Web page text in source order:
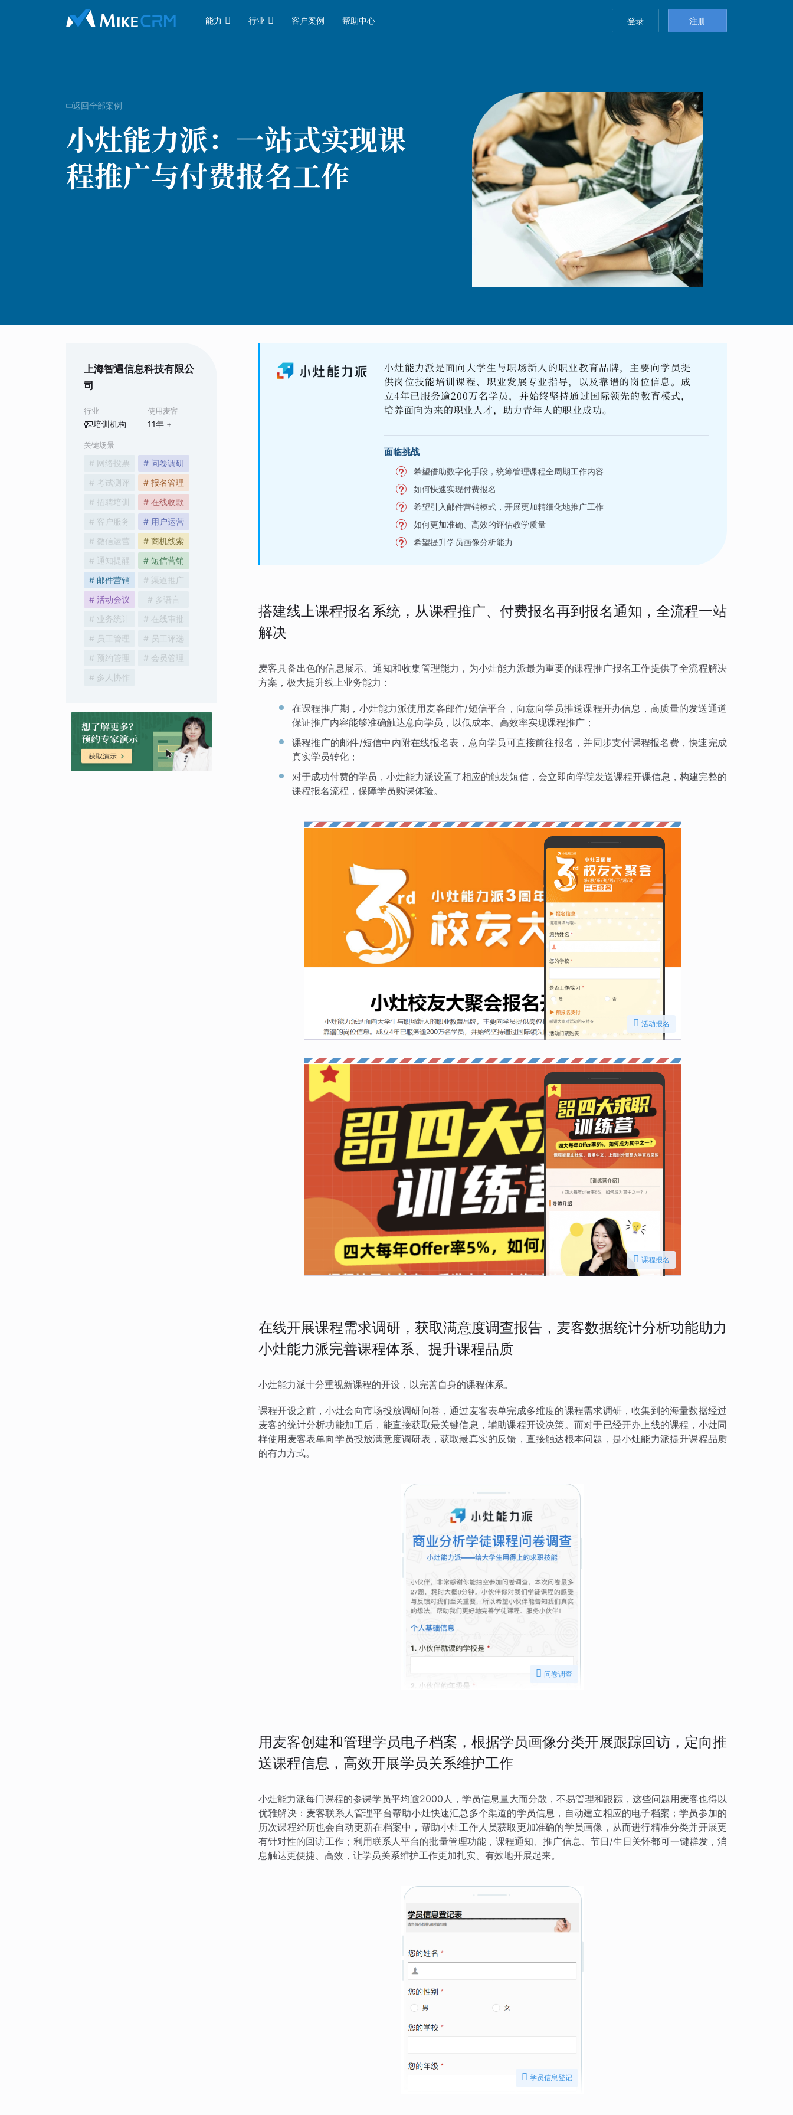
能力  行业  客户案例 帮助中心 登录 注册
返回全部案例
小灶能力派： 一站式实现课
程推广与付费报名工作
上海智遇信息科技有限公
司
行业
培训机构
使用麦客
11年 +
关键场景
# 网络投票
# 问卷调研
# 考试测评
# 报名管理
# 招聘培训
# 在线收款
# 客户服务
# 用户运营
# 微信运营
# 商机线索
# 通知提醒
# 短信营销
# 邮件营销
# 渠道推广
# 活动会议
# 多语言
# 业务统计
# 在线审批
# 员工管理
# 员工评选
# 预约管理
# 会员管理
# 多人协作
小灶能力派是面向大学生与职场新人的职业教育品牌，主要向学员提
供岗位技能培训课程、职业发展专业指导，以及靠谱的岗位信息。成
立4年已服务逾200万名学员，并始终坚持通过国际领先的教育模式，
培养面向为来的职业人才，助力青年人的职业成功。
面临挑战
希望借助数字化手段，统筹管理课程全周期工作内容
如何快速实现付费报名
希望引入邮件营销模式，开展更加精细化地推广工作
如何更加准确、高效的评估教学质量
希望提升学员画像分析能力
搭建线上课程报名系统，从课程推广、付费报名再到报名通知，全流程一站
解决
麦客具备出色的信息展示、通知和收集管理能力，为小灶能力派最为重要的课程推广报名工作提供了全流程解决
方案，极大提升线上业务能力：
在课程推广期，小灶能力派使用麦客邮件/短信平台，向意向学员推送课程开办信息，高质量的发送通道
保证推广内容能够准确触达意向学员，以低成本、高效率实现课程推广；
课程推广的邮件/短信中内附在线报名表，意向学员可直接前往报名，并同步支付课程报名费，快速完成
真实学员转化；
对于成功付费的学员，小灶能力派设置了相应的触发短信，会立即向学院发送课程开课信息，构建完整的
课程报名流程，保障学员购课体验。
 活动报名
 课程报名
在线开展课程需求调研，获取满意度调查报告，麦客数据统计分析功能助力
小灶能力派完善课程体系、提升课程品质
小灶能力派十分重视新课程的开设，以完善自身的课程体系。
课程开设之前，小灶会向市场投放调研问卷，通过麦客表单完成多维度的课程需求调研，收集到的海量数据经过
麦客的统计分析功能加工后，能直接获取最关键信息，辅助课程开设决策。而对于已经开办上线的课程，小灶同
样使用麦客表单向学员投放满意度调研表，获取最真实的反馈，直接触达根本问题，是小灶能力派提升课程品质
的有力方式。
 问卷调查
用麦客创建和管理学员电子档案，根据学员画像分类开展跟踪回访，定向推
送课程信息，高效开展学员关系维护工作
小灶能力派每门课程的参课学员平均逾2000人，学员信息量大而分散，不易管理和跟踪，这些问题用麦客也得以
优雅解决：麦客联系人管理平台帮助小灶快速汇总多个渠道的学员信息，自动建立相应的电子档案；学员参加的
历次课程经历也会自动更新在档案中，帮助小灶工作人员获取更加准确的学员画像，从而进行精准分类并开展更
有针对性的回访工作；利用联系人平台的批量管理功能，课程通知、推广信息、节日/生日关怀都可一键群发，消
息触达更便捷、高效，让学员关系维护工作更加扎实、有效地开展起来。
 学员信息登记